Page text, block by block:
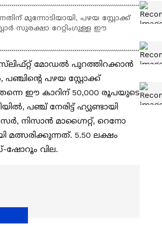
മുന്നോടിയായി, പഴയ സ്റ്റോക്ക്
സുരക്ഷാ റേറ്റിംഗുള്ള ഈ
മോഡൽ പുറത്തിറക്കാൻ
പഴയ സ്റ്റോക്ക്
ഈ കാറിന് 50,000 രൂപയുടെ
പഞ്ച് നേരിട്ട് ഹ്യുണ്ടായി
നിസാൻ മാഗ്നൈറ്റ്, റെനോ
5.50 ലക്ഷം
ഷോറൂം വില.